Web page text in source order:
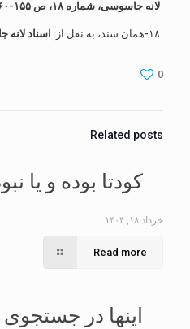
لانه جاسوسى، شماره ۱۸، ص ۱۵۵-۱۶۰
۱۸-همان سند، به نقل از: اسناد لانه
0
Related posts
کودتا بوده و یا
خرداد ۱۸, ۱۴۰۴
Read more
اینها در